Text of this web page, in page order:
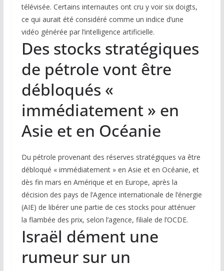
télévisée. Certains internautes ont cru y voir six doigts,
ce qui aurait été considéré comme un indice d’une
vidéo générée par l’intelligence artificielle.
Des stocks stratégiques
de pétrole vont être
débloqués «
immédiatement » en
Asie et en Océanie
Du pétrole provenant des réserves stratégiques va être
débloqué « immédiatement » en Asie et en Océanie, et
dès fin mars en Amérique et en Europe, après la
décision des pays de l’Agence internationale de l’énergie
(AIE) de libérer une partie de ces stocks pour atténuer
la flambée des prix, selon l’agence, filiale de l’OCDE.
Israël dément une
rumeur sur un